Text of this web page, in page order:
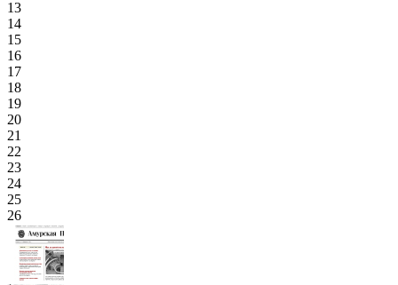
13
14
15
16
17
18
19
20
21
22
23
24
25
26